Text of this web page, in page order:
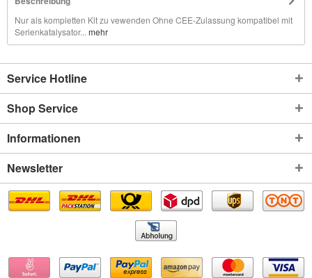
Nur als kompletten Kit zu vewenden Ohne CEE-Zulassung kompatibel mit
Serienkatalysator... mehr
Service Hotline
Shop Service
Informationen
Newsletter